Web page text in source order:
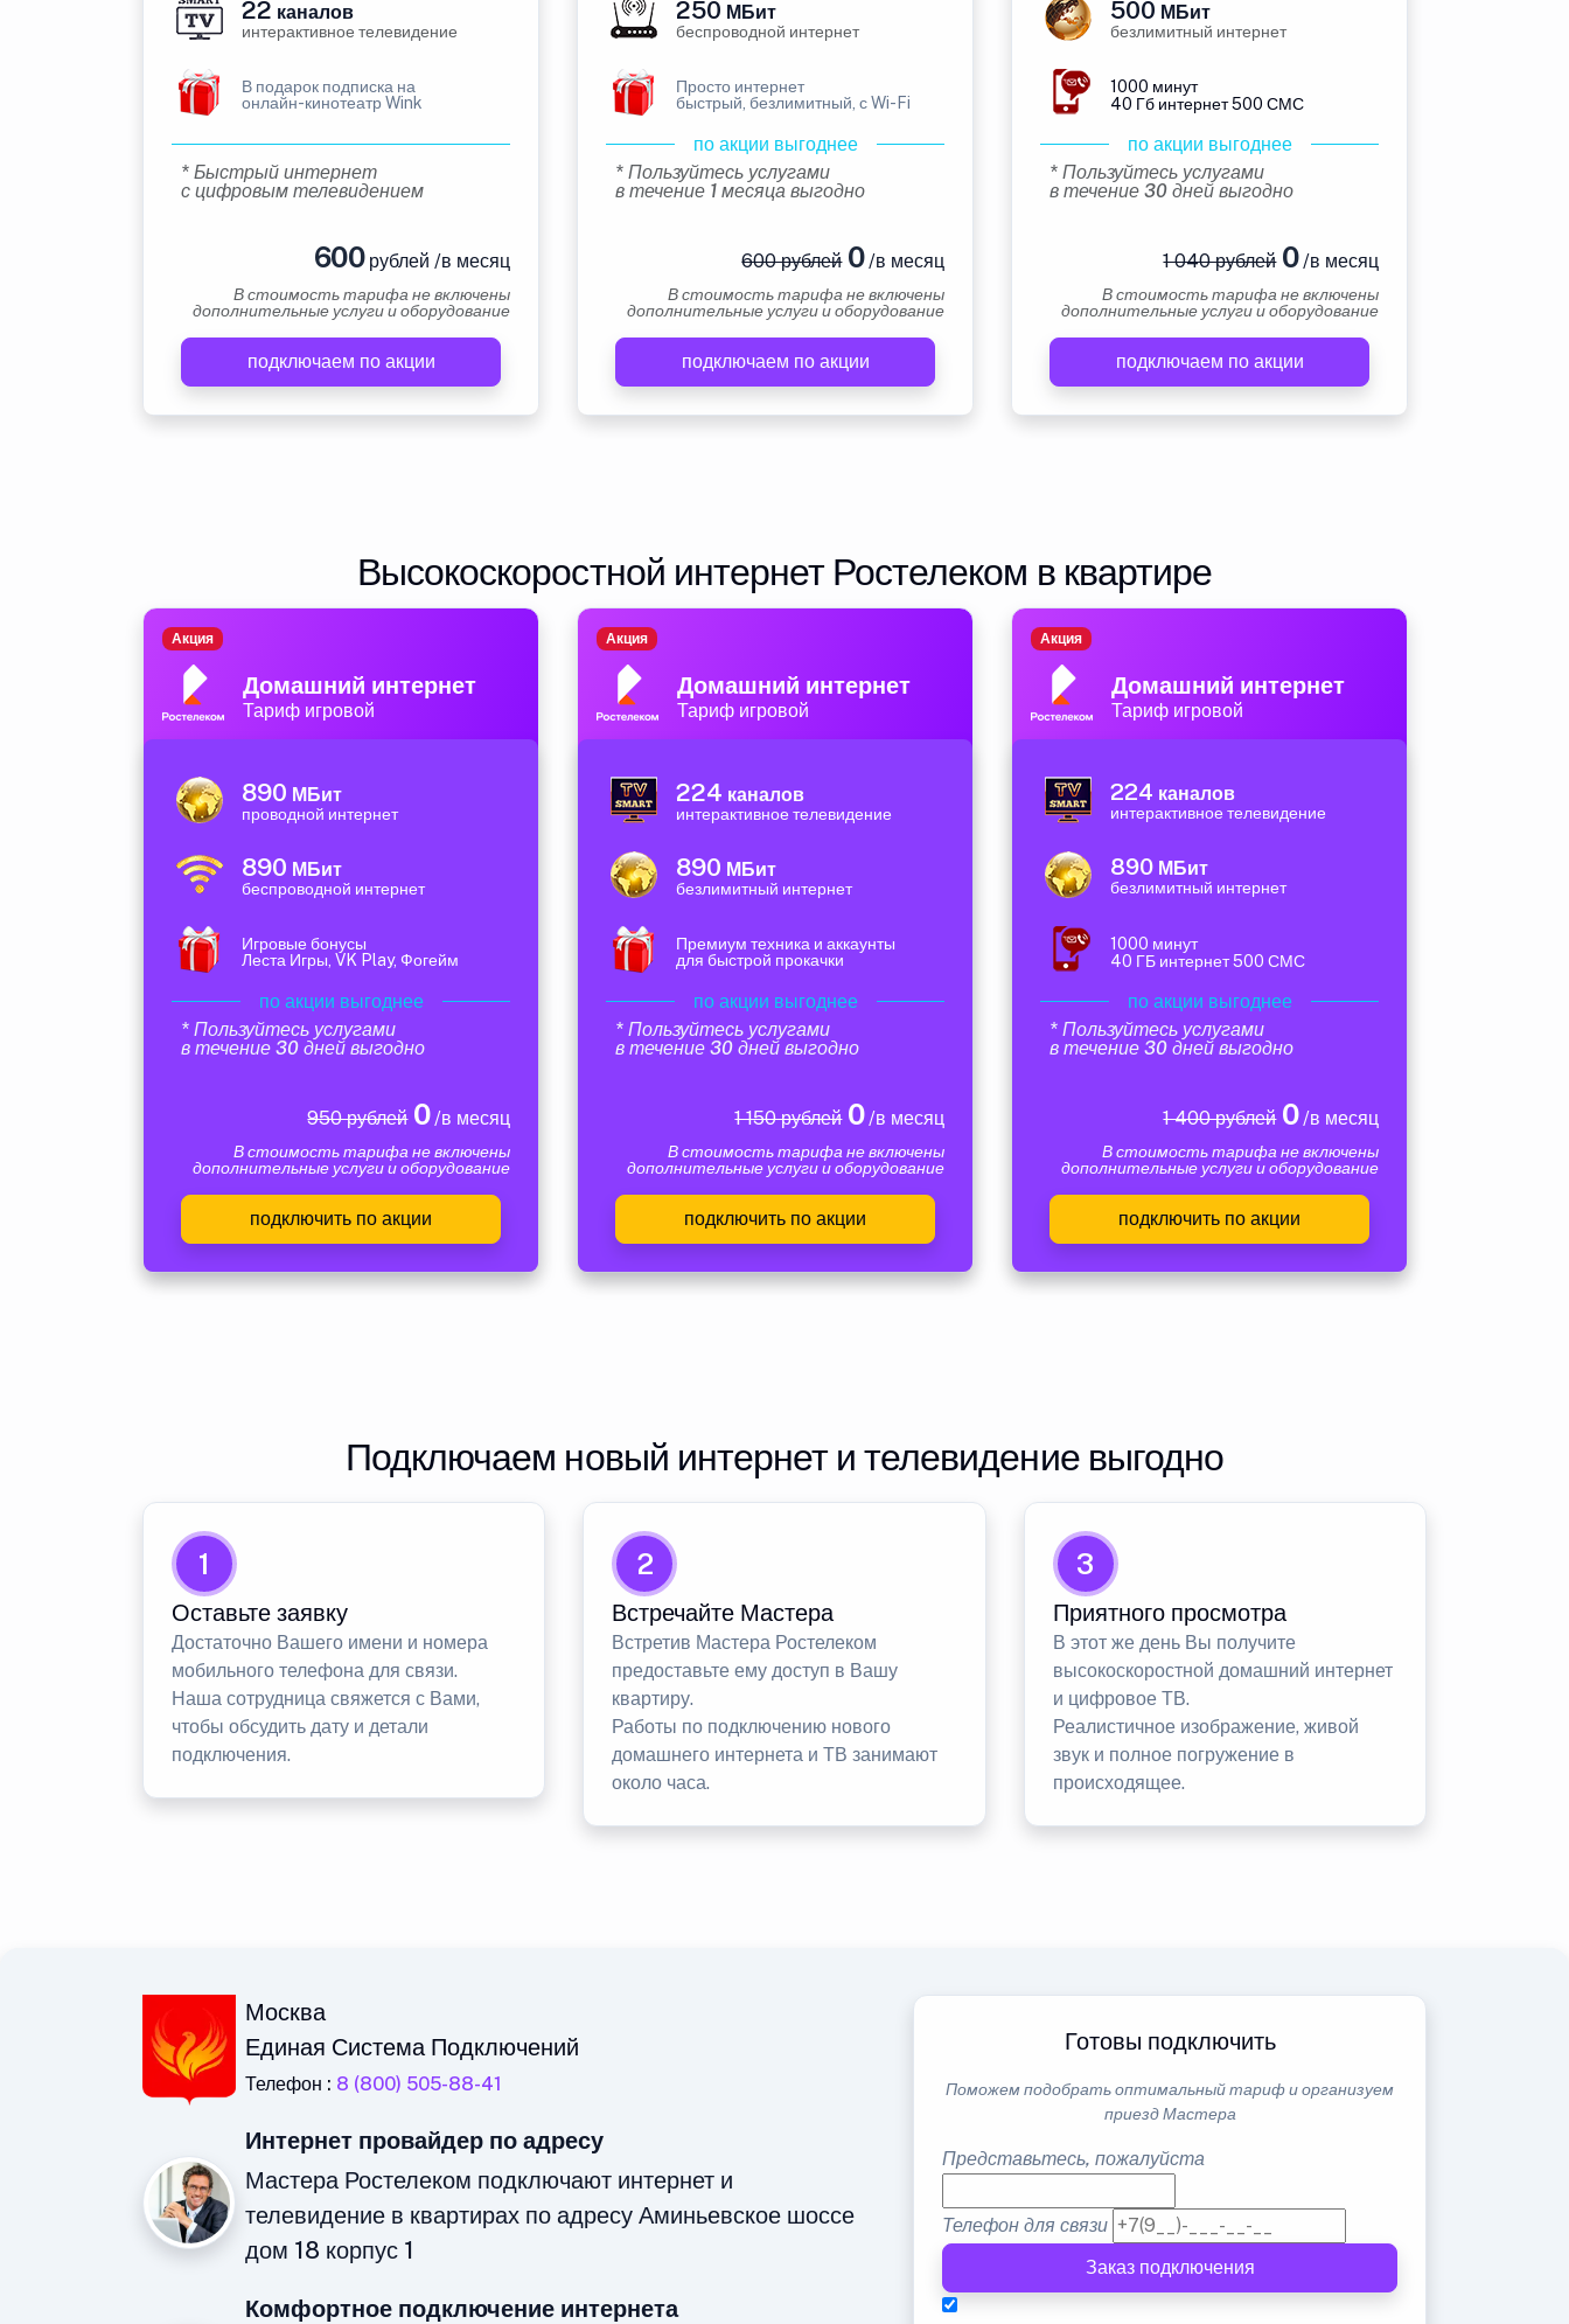
22 каналов
интерактивное телевидение
В подарок подписка на
онлайн-кинотеатр Wink
* Быстрый интернет
с цифровым телевидением
600рублей /в месяц
В стоимость тарифа не включены
дополнительные услуги и оборудование
подключаем по акции
250 МБит
беспроводной интернет
Просто интернет
быстрый, безлимитный, с Wi-Fi
по акции выгоднее
* Пользуйтесь услугами
в течение 1 месяца выгодно
600 рублей0/в месяц
В стоимость тарифа не включены
дополнительные услуги и оборудование
подключаем по акции
500 МБит
безлимитный интернет
1000 минут
40 Гб интернет 500 СМС
по акции выгоднее
* Пользуйтесь услугами
в течение 30 дней выгодно
1 040 рублей0/в месяц
В стоимость тарифа не включены
дополнительные услуги и оборудование
подключаем по акции
Высокоскоростной интернет Ростелеком в квартире
Домашний интернет
Тариф игровой
Акция
890 МБит
проводной интернет
890 МБит
беспроводной интернет
Игровые бонусы
Леста Игры, VK Play, Фогейм
по акции выгоднее
* Пользуйтесь услугами
в течение 30 дней выгодно
950 рублей0/в месяц
В стоимость тарифа не включены
дополнительные услуги и оборудование
подключить по акции
Домашний интернет
Тариф игровой
Акция
224 каналов
интерактивное телевидение
890 МБит
безлимитный интернет
Премиум техника и аккаунты
для быстрой прокачки
по акции выгоднее
* Пользуйтесь услугами
в течение 30 дней выгодно
1 150 рублей0/в месяц
В стоимость тарифа не включены
дополнительные услуги и оборудование
подключить по акции
Домашний интернет
Тариф игровой
Акция
224 каналов
интерактивное телевидение
890 МБит
безлимитный интернет
1000 минут
40 ГБ интернет 500 СМС
по акции выгоднее
* Пользуйтесь услугами
в течение 30 дней выгодно
1 400 рублей0/в месяц
В стоимость тарифа не включены
дополнительные услуги и оборудование
подключить по акции
Подключаем новый интернет и телевидение выгодно
1
Оставьте заявку
Достаточно Вашего имени и номера
мобильного телефона для связи.
Наша сотрудница свяжется с Вами,
чтобы обсудить дату и детали
подключения.
2
Встречайте Мастера
Встретив Мастера Ростелеком
предоставьте ему доступ в Вашу
квартиру.
Работы по подключению нового
домашнего интернета и ТВ занимают
около часа.
3
Приятного просмотра
В этот же день Вы получите
высокоскоростной домашний интернет
и цифровое ТВ.
Реалистичное изображение, живой
звук и полное погружение в
происходящее.
Москва
Единая Система Подключений
Телефон : 8 (800) 505-88-41
Интернет провайдер по адресу
Мастера Ростелеком подключают интернет и
телевидение в квартирах по адресу Аминьевское шоссе
дом 18 корпус 1
Комфортное подключение интернета
Готовы подключить
Поможем подобрать оптимальный тариф и организуем
приезд Мастера
Представьтесь, пожалуйста
Телефон для связи
Заказ подключения